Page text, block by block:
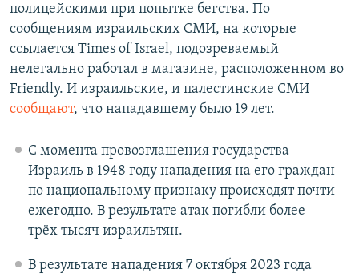
полицейскими при попытке бегства. По
сообщениям израильских СМИ, на которые
ссылается Times of Israel, подозреваемый
нелегально работал в магазине, расположенном во
Friendly. И израильские, и палестинские СМИ
сообщают, что нападавшему было 19 лет.
С момента провозглашения государства
Израиль в 1948 году нападения на его граждан
по национальному признаку происходят почти
ежегодно. В результате атак погибли более
трёх тысяч израильтян.
В результате нападения 7 октября 2023 года